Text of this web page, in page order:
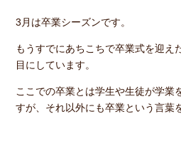
3月は卒業シーズンです。
もうすでにあちこちで卒業式を迎え
目にしています。
ここでの卒業とは学生や生徒が学業
すが、それ以外にも卒業という言葉